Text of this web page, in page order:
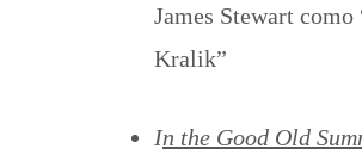
James Stewart
Kralik”
In the Good Old